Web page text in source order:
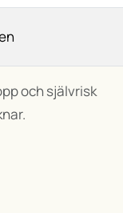
och självrisk